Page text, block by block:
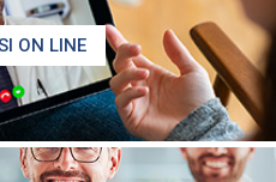
ON LINE